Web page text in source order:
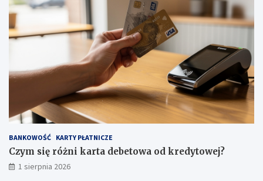
BANKOWOŚĆ KARTY PŁATNICZE
Czym się różni karta debetowa od kredytowej?
1 sierpnia 2026